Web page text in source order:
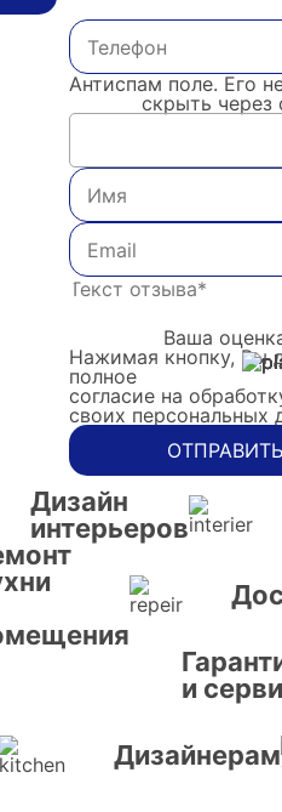
Антиспам поле. Его
скрыть через
Ваша
Нажимая кнопку, Вы
полное
согласие на
своих персональных
ОТПРАВИТЬ
Дизайн
интерьеров
и
Дизайнерам